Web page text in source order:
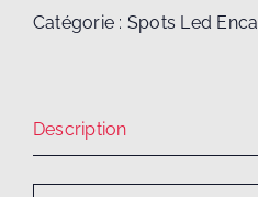
Catégorie : Spots Led
Description